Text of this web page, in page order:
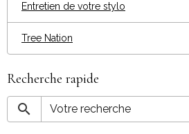
Entretien de votre stylo
Tree Nation
Recherche rapide